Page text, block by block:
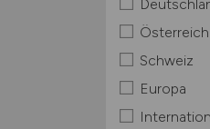
Österreich
Schweiz
Europa